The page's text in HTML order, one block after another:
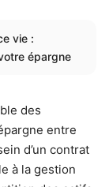
vie :
épargne
des
entre
d’un contrat
à la gestion